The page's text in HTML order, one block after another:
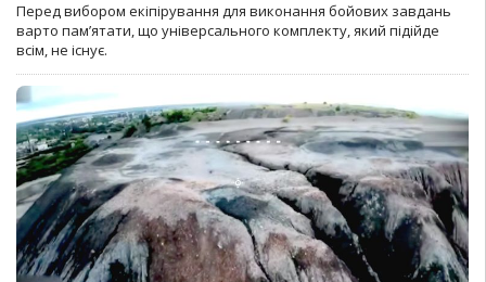
Перед вибором екіпірування для виконання бойових завдань
варто пам’ятати, що універсального комплекту, який підійде
всім, не існує.